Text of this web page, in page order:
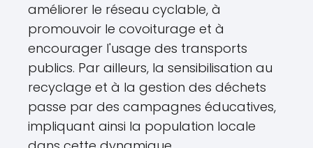
améliorer le réseau cyclable, à
promouvoir le covoiturage et à
encourager l'usage des transports
publics. Par ailleurs, la sensibilisation au
recyclage et à la gestion des déchets
passe par des campagnes éducatives,
impliquant ainsi la population locale